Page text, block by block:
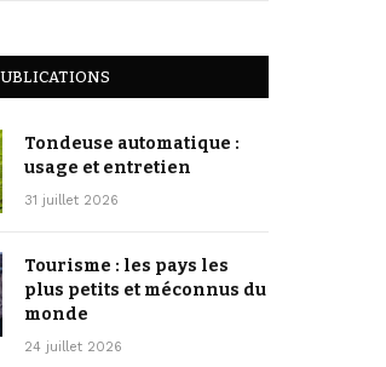
Tondeuse automatique :
usage et entretien
31 juillet 2026
Tourisme : les pays les
plus petits et méconnus du
monde
24 juillet 2026